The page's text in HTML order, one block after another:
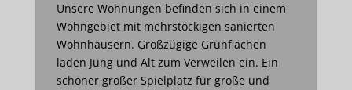
Unsere Wohnungen befinden sich in einem
Wohngebiet mit mehrstöckigen sanierten
Wohnhäusern. Großzügige Grünflächen
laden Jung und Alt zum Verweilen ein. Ein
schöner großer Spielplatz für große und